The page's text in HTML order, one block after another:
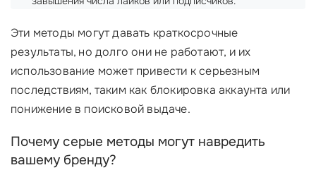
Эти методы могут давать краткосрочные
результаты, но долго они не работают, и их
использование может привести к серьезным
последствиям, таким как блокировка аккаунта или
понижение в поисковой выдаче.
Почему серые методы могут навредить
вашему бренду?